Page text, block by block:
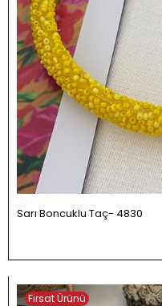
Sarı Boncuklu Taç 4830
Fırsat Ürünü